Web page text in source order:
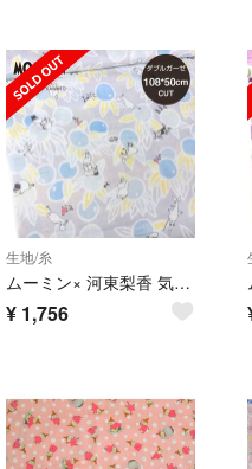
生地/糸
ムーミン× 河東梨香 気ままな午後 ダブルガーゼ #グレー 幅108*50㎝
¥ 1,756